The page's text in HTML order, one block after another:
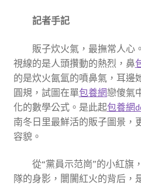
記者手記
販子炊火氣，最撫常人心
視線的是人頭攢動的熱烈，鼻
的是炊火氤氳的噴鼻氣，耳邊
圓規，試圖在單包養網戀傻氣
化的數學公式。是此起包養網
南冬日里最鮮活的販子圖景，
容貌。
從“黨員示范崗”的小紅旗
隊的身影，闤闠紅火的背后，